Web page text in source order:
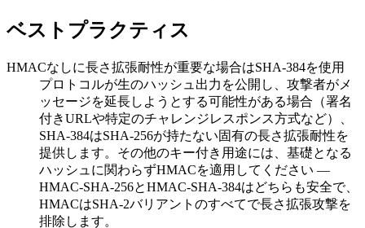
ベストプラクティス
HMACなしに長さ拡張耐性が重要な場合はSHA-384を使用
プロトコルが生のハッシュ出力を公開し、攻撃者がメ
ッセージを延長しようとする可能性がある場合（署名
付きURLや特定のチャレンジレスポンス方式など）、
SHA-384はSHA-256が持たない固有の長さ拡張耐性を
提供します。その他のキー付き用途には、基礎となる
ハッシュに関わらずHMACを適用してください —
HMAC-SHA-256とHMAC-SHA-384はどちらも安全で、
HMACはSHA-2バリアントのすべてで長さ拡張攻撃を
排除します。